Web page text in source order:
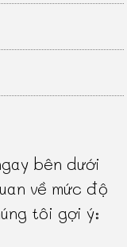
bên dưới
về mức độ
tôi gợi ý: